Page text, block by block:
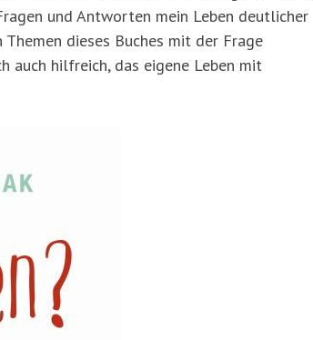
und Antworten mein Leben deutlicher
dieses Buches mit der Frage
auch hilfreich, das eigene Leben mit